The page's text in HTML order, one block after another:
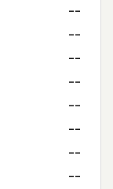
--
--
--
--
--
--
--
--